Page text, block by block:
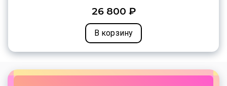
26 800 ₽
В корзину